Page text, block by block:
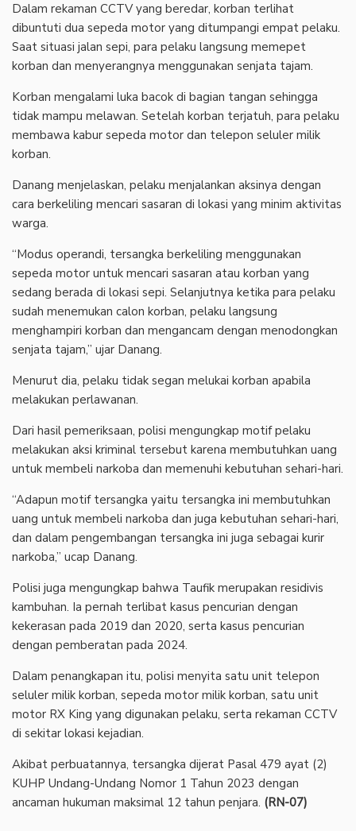
‎Dalam rekaman CCTV yang beredar, korban terlihat
dibuntuti dua sepeda motor yang ditumpangi empat pelaku.
Saat situasi jalan sepi, para pelaku langsung memepet
korban dan menyerangnya menggunakan senjata tajam.
‎Korban mengalami luka bacok di bagian tangan sehingga
tidak mampu melawan. Setelah korban terjatuh, para pelaku
membawa kabur sepeda motor dan telepon seluler milik
korban.
‎Danang menjelaskan, pelaku menjalankan aksinya dengan
cara berkeliling mencari sasaran di lokasi yang minim aktivitas
warga.
‎“Modus operandi, tersangka berkeliling menggunakan
sepeda motor untuk mencari sasaran atau korban yang
sedang berada di lokasi sepi. Selanjutnya ketika para pelaku
sudah menemukan calon korban, pelaku langsung
menghampiri korban dan mengancam dengan menodongkan
senjata tajam,” ujar Danang.
‎Menurut dia, pelaku tidak segan melukai korban apabila
melakukan perlawanan.
‎Dari hasil pemeriksaan, polisi mengungkap motif pelaku
melakukan aksi kriminal tersebut karena membutuhkan uang
untuk membeli narkoba dan memenuhi kebutuhan sehari-hari.
‎“Adapun motif tersangka yaitu tersangka ini membutuhkan
uang untuk membeli narkoba dan juga kebutuhan sehari-hari,
dan dalam pengembangan tersangka ini juga sebagai kurir
narkoba,” ucap Danang.
‎Polisi juga mengungkap bahwa Taufik merupakan residivis
kambuhan. Ia pernah terlibat kasus pencurian dengan
kekerasan pada 2019 dan 2020, serta kasus pencurian
dengan pemberatan pada 2024.
‎Dalam penangkapan itu, polisi menyita satu unit telepon
seluler milik korban, sepeda motor milik korban, satu unit
motor RX King yang digunakan pelaku, serta rekaman CCTV
di sekitar lokasi kejadian.
‎Akibat perbuatannya, tersangka dijerat Pasal 479 ayat (2)
KUHP Undang-Undang Nomor 1 Tahun 2023 dengan
ancaman hukuman maksimal 12 tahun penjara. (RN-07)